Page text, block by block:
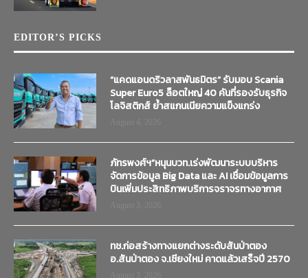
EDITOR’S PICKS
“แคดแอนดริวลาสพันธมิตร” รับมอบ Scania
Super Euro5 ล็อตใหญ่ 40 คันที่รองรับธุรกิจ
โลจิสติกส์ ย้ำสแกนเนียความแข็งแกร่ง
ภัทรพงศ์ฯ”หนุนบวท.เร่งพัฒนาระบบบริหาร
จัดการข้อมูล Big Data และ AI เชื่อมข้อมูลการ
บินเพิ่มประสิทธิภาพบริการจราจรทางอากาศ
ทช.ก่อสร้างทางแยกต่างระดับสันป่าตอง
อ.สันป่าตอง จ.เชียงใหม่ คาดแล้วเสร็จปี 2570